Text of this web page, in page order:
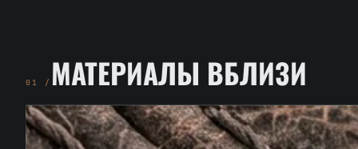
01 / МАТЕРИАЛЫ ВБЛИЗИ